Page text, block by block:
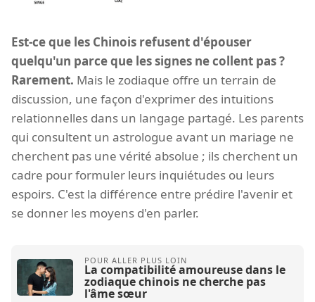
Est-ce que les Chinois refusent d'épouser
quelqu'un parce que les signes ne collent pas ?
Rarement. Mais le zodiaque offre un terrain de
discussion, une façon d'exprimer des intuitions
relationnelles dans un langage partagé. Les parents
qui consultent un astrologue avant un mariage ne
cherchent pas une vérité absolue ; ils cherchent un
cadre pour formuler leurs inquiétudes ou leurs
espoirs. C'est la différence entre prédire l'avenir et
se donner les moyens d'en parler.
La compatibilité amoureuse dans le
zodiaque chinois ne cherche pas
l'âme sœur